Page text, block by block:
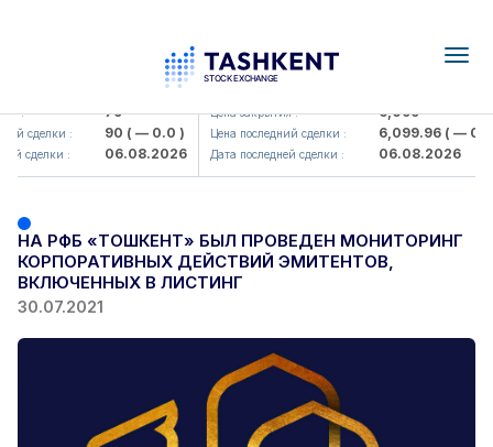
: 79
сделки : 90( — 0.0 )
сделки : 06.08.2026
UZMK (<O'zmetkombinat> AJ)
Цена закрытия : 6,099
Цена последний сделки : 6,099.96( — 0.0
Дата последней сделки : 06.08.2026
НА РФБ «ТОШКЕНТ» БЫЛ ПРОВЕДЕН МОНИТОРИНГ
КОРПОРАТИВНЫХ ДЕЙСТВИЙ ЭМИТЕНТОВ,
ВКЛЮЧЕННЫХ В ЛИСТИНГ
30.07.2021